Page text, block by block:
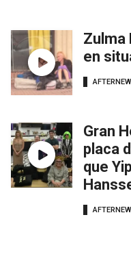
Zulma
en
Gran
placa
que